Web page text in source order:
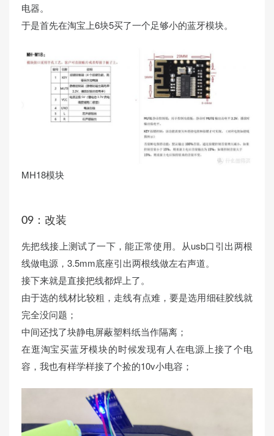
电器。
于是首先在淘宝上6块5买了一个足够小的蓝牙模块。
MH18模块
09：改装
先把线接上测试了一下，能正常使用。从usb口引出两根
线做电源，3.5mm底座引出两根线做左右声道。
接下来就是直接把线都焊上了。
由于选的线材比较粗，走线有点难，要是选用细硅胶线就
完全没问题；
中间还找了块静电屏蔽塑料纸当作隔离；
在逛淘宝买蓝牙模块的时候发现有人在电源上接了个电
容，我也有样学样接了个捡的10v小电容；